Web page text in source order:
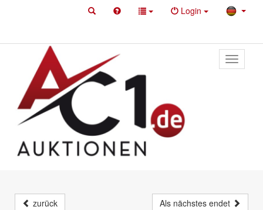
Login
Toggle
primary
zurück Als nächstes endet